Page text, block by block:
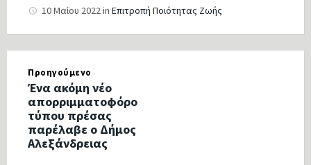
10 Μαΐου 2022in Επιτροπή Ποιότητας Ζωής
Προηγούμενο
Ένα ακόμη νέο
απορριμματοφόρο
τύπου πρέσας
παρέλαβε ο Δήμος
Αλεξάνδρειας